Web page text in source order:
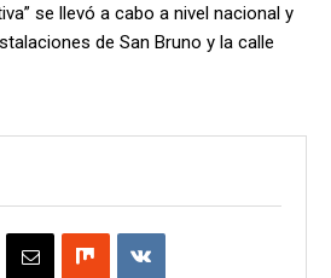
se llevó a cabo a nivel nacional y
de San Bruno y la calle